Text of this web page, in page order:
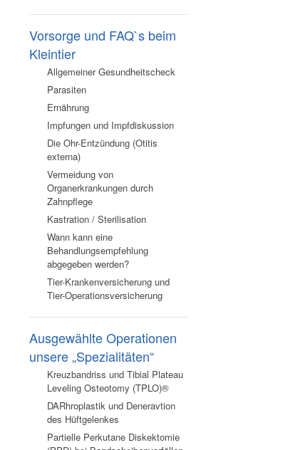
Vorsorge und FAQ`s beim
Kleintier
Allgemeiner Gesundheitscheck
Parasiten
Ernährung
Impfungen und Impfdiskussion
Die Ohr-Entzündung (Otitis
externa)
Vermeidung von
Organerkrankungen durch
Zahnpflege
Kastration / Sterilisation
Wann kann eine
Behandlungsempfehlung
abgegeben werden?
Tier-Krankenversicherung und
Tier-Operationsversicherung
Ausgewählte Operationen
unsere „Spezialitäten“
Kreuzbandriss und Tibial Plateau
Leveling Osteotomy (TPLO)®
DARhroplastik und Deneravtion
des Hüftgelenkes
Partielle Perkutane Diskektomie